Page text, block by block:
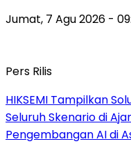
Jumat, 7 Agu 2026 -
Pers Rilis
HIKSEMI Tampilkan
Seluruh Skenario di
Pengembangan AI di